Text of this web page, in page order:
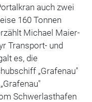
auch zwei
160 Tonnen
Michael Maier-
Transport- und
es, die
„Grafenau"
Schwerlasthafen